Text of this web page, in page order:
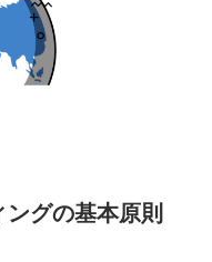
グの基本原則